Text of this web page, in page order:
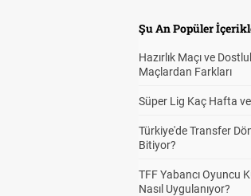
Şu An Popüler
Hazırlık Maçı ve
Maçlardan Farkları
Süper Lig Kaç Hafta
Türkiye'de Transfer
Bitiyor?
TFF Yabancı Oyuncu
Nasıl Uygulanıyor?